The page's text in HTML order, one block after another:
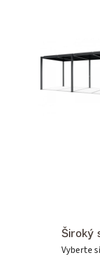
Široký
Vyberte